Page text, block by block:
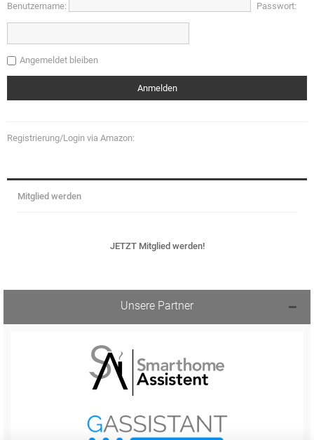
Benutzername: Passwort:
Angemeldet bleiben
Registrierung/Login via Amazon:
Mitglied werden
JETZT Mitglied werden!
Unsere Partner